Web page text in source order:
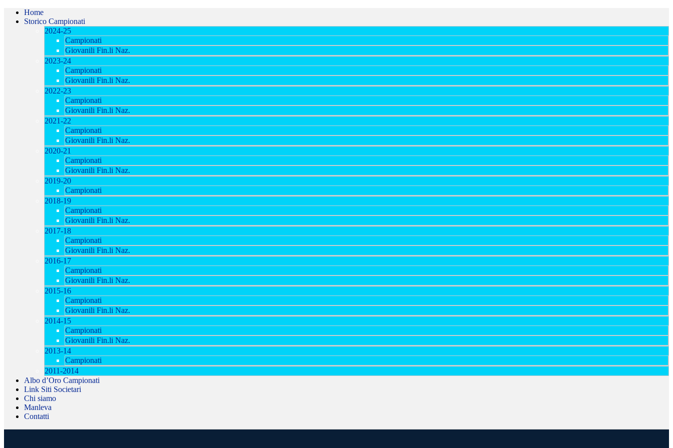
Home
Storico Campionati
2024-25
Campionati
Giovanili Fin.li Naz.
2023-24
Campionati
Giovanili Fin.li Naz.
2022-23
Campionati
Giovanili Fin.li Naz.
2021-22
Campionati
Giovanili Fin.li Naz.
2020-21
Campionati
Giovanili Fin.li Naz.
2019-20
Campionati
2018-19
Campionati
Giovanili Fin.li Naz.
2017-18
Campionati
Giovanili Fin.li Naz.
2016-17
Campionati
Giovanili Fin.li Naz.
2015-16
Campionati
Giovanili Fin.li Naz.
2014-15
Campionati
Giovanili Fin.li Naz.
2013-14
Campionati
2011-2014
Albo d’Oro Campionati
Link Siti Societari
Chi siamo
Manleva
Contatti